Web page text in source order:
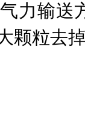
力输送
颗粒去